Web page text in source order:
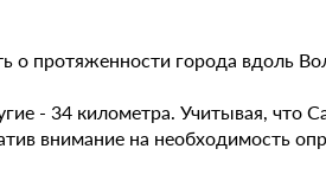
о протяженности города вдоль
- 34 километра. Учитывая, что
внимание на необходимость